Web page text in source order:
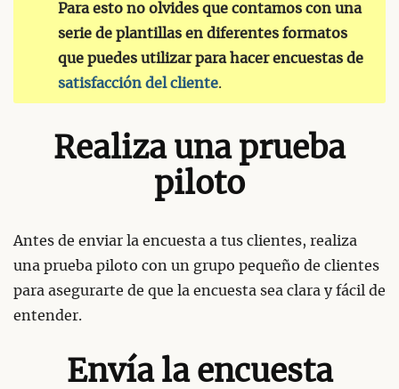
Para esto no olvides que contamos con una
serie de plantillas en diferentes formatos
que puedes utilizar para hacer encuestas de
satisfacción del cliente.
Realiza una prueba
piloto
Antes de enviar la encuesta a tus clientes, realiza
una prueba piloto con un grupo pequeño de clientes
para asegurarte de que la encuesta sea clara y fácil de
entender.
Envía la encuesta